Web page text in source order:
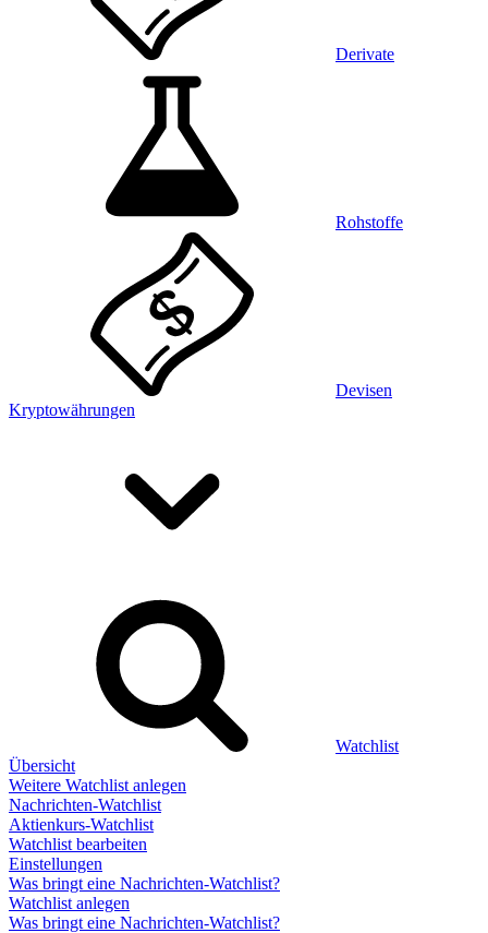
Derivate
Rohstoffe
Devisen
Kryptowährungen
Watchlist
Übersicht
Weitere Watchlist anlegen
Nachrichten-Watchlist
Aktienkurs-Watchlist
Watchlist bearbeiten
Einstellungen
Was bringt eine Nachrichten-Watchlist?
Watchlist anlegen
Was bringt eine Nachrichten-Watchlist?